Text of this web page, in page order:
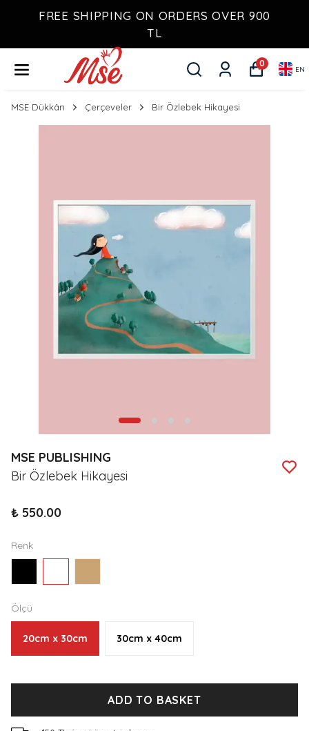
FREE SHIPPING ON ORDERS OVER 900
TL
0
EN
MSE Dükkân Çerçeveler Bir Özlebek Hikayesi
MSE PUBLISHING
Bir Özlebek Hikayesi
₺ 550.00
Renk
Ölçü
20cm x 30cm 30cm x 40cm
ADD TO BASKET